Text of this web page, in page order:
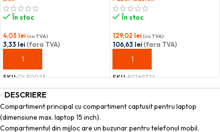
În stoc
4,03 lei (cu TVA)
3,33 lei (fara TVA)
ADAUGĂ ÎN COȘ
SKU:DLE0023
În stoc
129,02 lei (cu TVA)
106,63 lei (fara TVA)
ADAUGĂ ÎN COȘ
SKU:FC169724
DESCRIERE
Compartiment principal cu compartiment captusit pentru laptop
(dimensiune max. laptop 15 inch).
Compartimentul din mijloc are un buzunar pentru telefonul mobil.